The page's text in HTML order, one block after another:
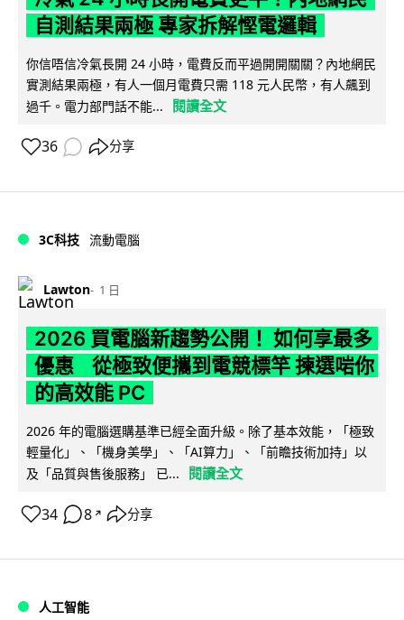
自測結果兩極 專家拆解慳電邏輯
你信唔信冷氣長開 24 小時，電費反而平過開開關關？內地網民
實測結果兩極，有人一個月電費只需 118 元人民幣，有人飆到
過千。電力部門話不能...
閱讀全文
36 分享
3C科技 流動電腦
Lawton 1 日
2026 買電腦新趨勢公開！ 如何享最多
優惠 從極致便攜到電競標竿 揀選啱你
的高效能 PC
2026 年的電腦選購基準已經全面升級。除了基本效能，「極致
輕量化」、「機身美學」、「AI算力」、「前瞻技術加持」以
及「品質與售後服務」 已...
閱讀全文
34 8 ↗ 分享
人工智能